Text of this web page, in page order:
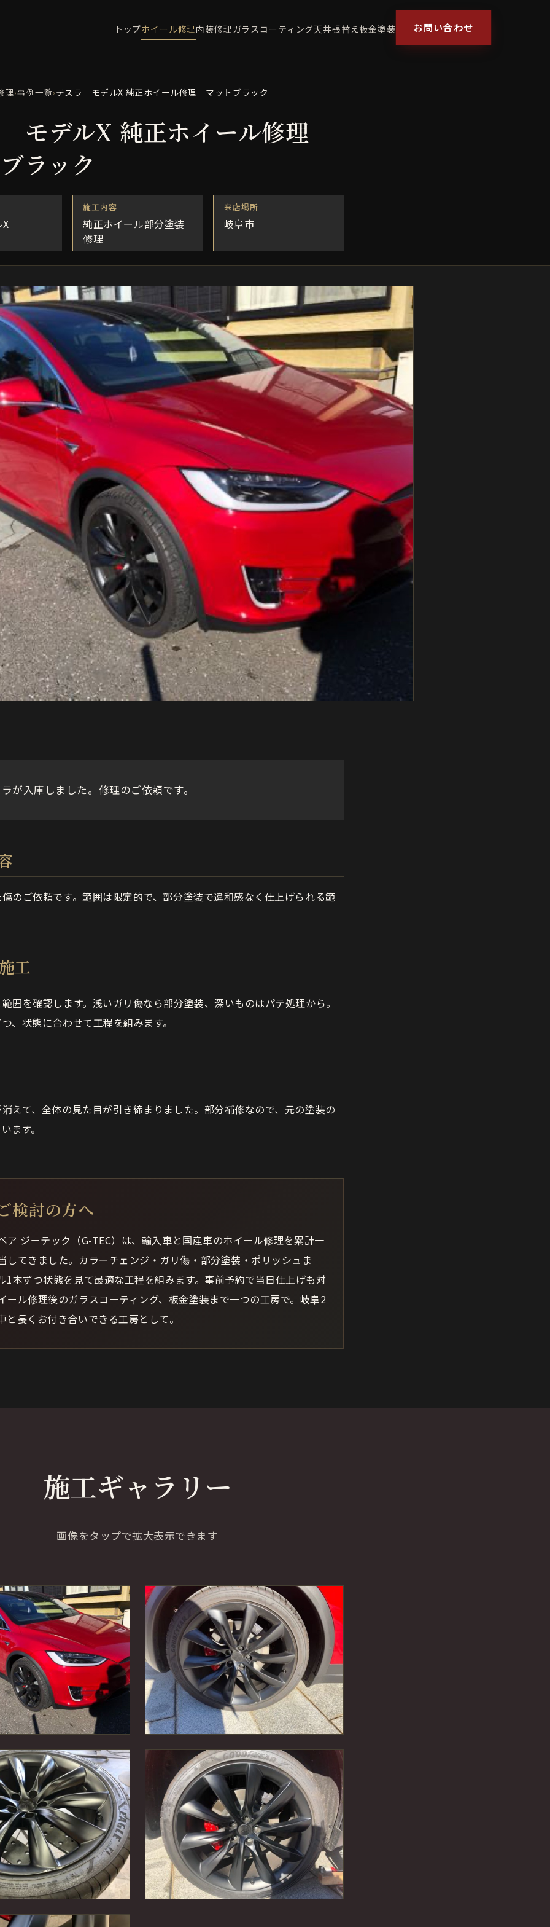
トップホイール修理内装修理ガラスコーティング天井張替え板金塗装 お問い合わせ
理›事例一覧›テスラ モデルX 純正ホイール修理 マットブラック
モデルX 純正ホイール修理
ラック
施工内容
純正ホイール部分塗装
修理
来店場所
岐阜市
が入庫しました。修理のご依頼です。
のご依頼です。範囲は限定的で、部分塗装で違和感なく仕上げられる範
工
囲を確認します。浅いガリ傷なら部分塗装、深いものはパテ処理から。
、状態に合わせて工程を組みます。
えて、全体の見た目が引き締まりました。部分補修なので、元の塗装の
ます。
検討の方へ
ア ジーテック（G-TEC）は、輸入車と国産車のホイール修理を累計一
してきました。カラーチェンジ・ガリ傷・部分塗装・ポリッシュま
1本ずつ状態を見て最適な工程を組みます。事前予約で当日仕上げも対
ール修理後のガラスコーティング、板金塗装まで一つの工房で。岐阜2
と長くお付き合いできる工房として。
施工ギャラリー
画像をタップで拡大表示できます